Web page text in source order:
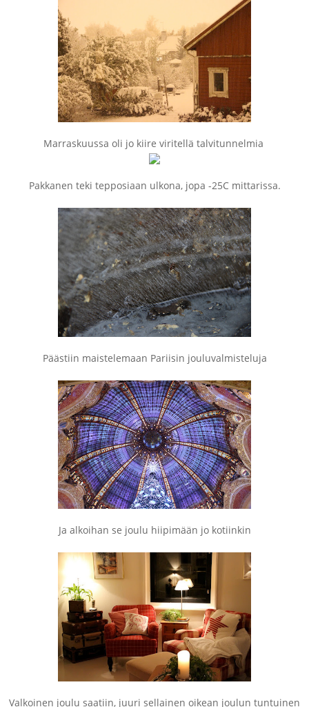
Marraskuussa oli jo kiire viritellä talvitunnelmia
Pakkanen teki tepposiaan ulkona, jopa -25C mittarissa.
Päästiin maistelemaan Pariisin jouluvalmisteluja
Ja alkoihan se joulu hiipimään jo kotiinkin
Valkoinen joulu saatiin, juuri sellainen oikean joulun tuntuinen